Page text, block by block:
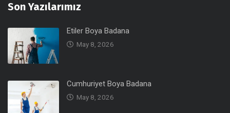
Son Yazılarımız
Etiler Boya Badana
May 8, 2026
Cumhuriyet Boya Badana
May 8, 2026